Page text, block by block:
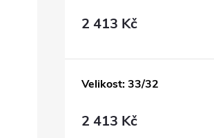
2 413 Kč
Velikost: 33/32
2 413 Kč